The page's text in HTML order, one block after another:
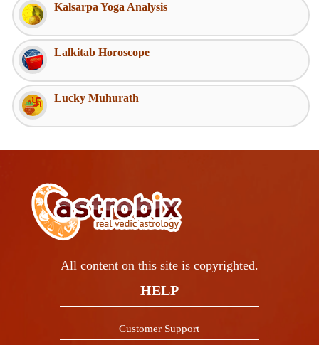
Kalsarpa Yoga Analysis
Lalkitab Horoscope
Lucky Muhurath
All content on this site is copyrighted.
HELP
Customer Support